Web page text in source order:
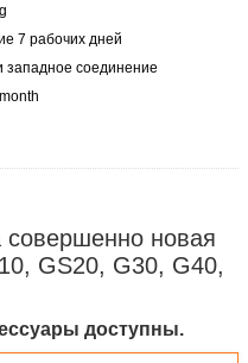
7 рабочих дней
западное соединение
совершенно новая
GS20, G30, G40,
доступны.